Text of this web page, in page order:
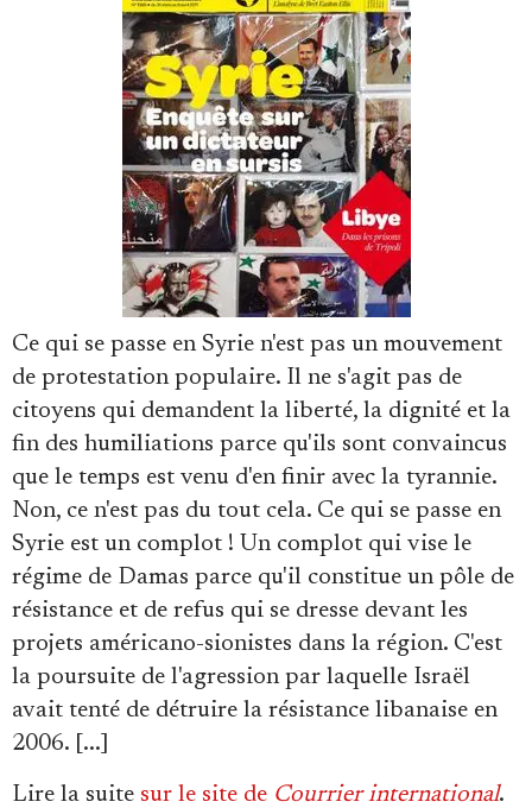
Ce qui se passe en Syrie n'est pas un mouvement
de protestation populaire. Il ne s'agit pas de
citoyens qui demandent la liberté, la dignité et la
fin des humiliations parce qu'ils sont convaincus
que le temps est venu d'en finir avec la tyrannie.
Non, ce n'est pas du tout cela. Ce qui se passe en
Syrie est un complot ! Un complot qui vise le
régime de Damas parce qu'il constitue un pôle de
résistance et de refus qui se dresse devant les
projets américano-sionistes dans la région. C'est
la poursuite de l'agression par laquelle Israël
avait tenté de détruire la résistance libanaise en
2006. [...]
Lire la suite sur le site de Courrier international.